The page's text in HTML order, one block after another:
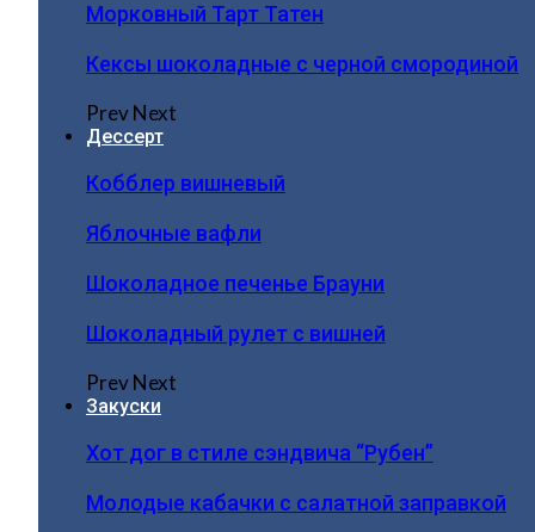
Морковный Тарт Татен
Кексы шоколадные с черной смородиной
PrevNext
Дессерт
Кобблер вишневый
Яблочные вафли
Шоколадное печенье Брауни
Шоколадный рулет с вишней
PrevNext
Закуски
Хот дог в стиле сэндвича “Рубен”
Молодые кабачки с салатной заправкой